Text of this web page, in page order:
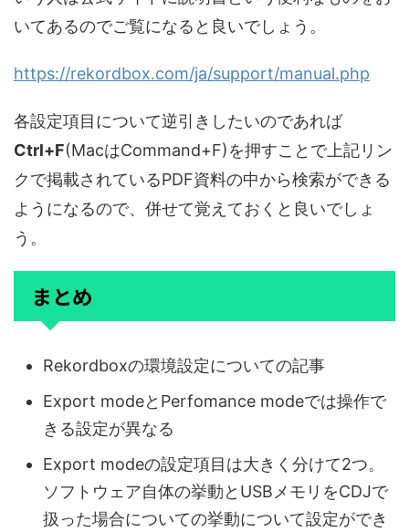
いてあるのでご覧になると良いでしょう。
https://rekordbox.com/ja/support/manual.php
各設定項目について逆引きしたいのであれば
Ctrl+F(MacはCommand+F)を押すことで上記リン
クで掲載されているPDF資料の中から検索ができる
ようになるので、併せて覚えておくと良いでしょ
う。
まとめ
Rekordboxの環境設定についての記事
Export modeとPerfomance modeでは操作で
きる設定が異なる
Export modeの設定項目は大きく分けて2つ。
ソフトウェア自体の挙動とUSBメモリをCDJで
扱った場合についての挙動について設定ができ